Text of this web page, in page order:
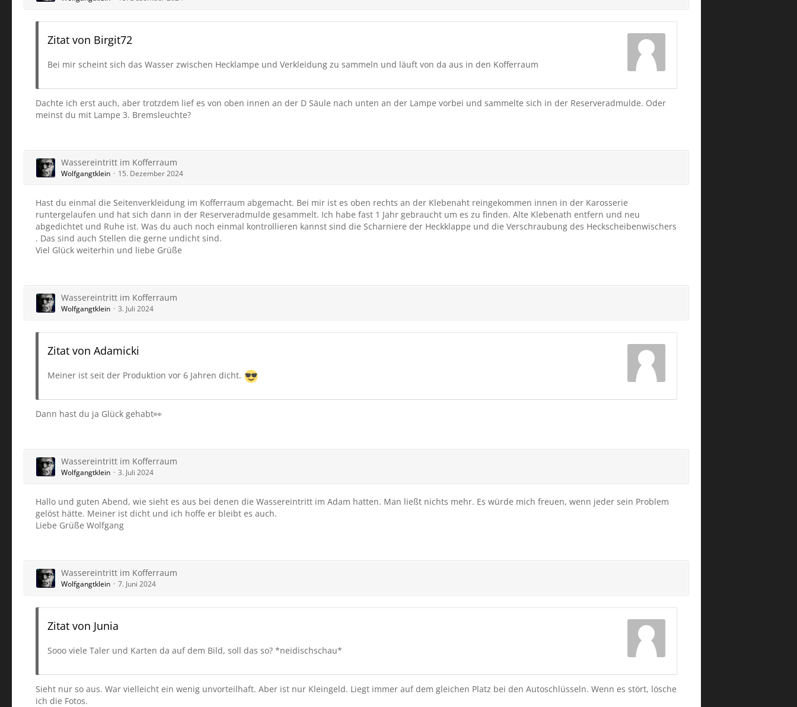
Zitat von Birgit72
Bei mir scheint sich das Wasser zwischen Hecklampe und Verkleidung zu sammeln und läuft von da aus in den Kofferraum
Dachte ich erst auch, aber trotzdem lief es von oben innen an der D Säule nach unten an der Lampe vorbei und sammelte sich in der Reserveradmulde. Oder
meinst du mit Lampe 3. Bremsleuchte?
Wassereintritt im Kofferraum
Wolfgangtklein 15. Dezember 2024
Hast du einmal die Seitenverkleidung im Kofferraum abgemacht. Bei mir ist es oben rechts an der Klebenaht reingekommen innen in der Karosserie
runtergelaufen und hat sich dann in der Reserveradmulde gesammelt. Ich habe fast 1 Jahr gebraucht um es zu finden. Alte Klebenath entfern und neu
abgedichtet und Ruhe ist. Was du auch noch einmal kontrollieren kannst sind die Scharniere der Heckklappe und die Verschraubung des Heckscheibenwischers
. Das sind auch Stellen die gerne undicht sind.
Viel Glück weiterhin und liebe Grüße
Wassereintritt im Kofferraum
Wolfgangtklein 3. Juli 2024
Zitat von Adamicki
Meiner ist seit der Produktion vor 6 Jahren dicht.
Dann hast du ja Glück gehabt👀
Wassereintritt im Kofferraum
Wolfgangtklein 3. Juli 2024
Hallo und guten Abend, wie sieht es aus bei denen die Wassereintritt im Adam hatten. Man ließt nichts mehr. Es würde mich freuen, wenn jeder sein Problem
gelöst hätte. Meiner ist dicht und ich hoffe er bleibt es auch.
Liebe Grüße Wolfgang
Wassereintritt im Kofferraum
Wolfgangtklein 7. Juni 2024
Zitat von Junia
Sooo viele Taler und Karten da auf dem Bild, soll das so? *neidischschau*
Sieht nur so aus. War vielleicht ein wenig unvorteilhaft. Aber ist nur Kleingeld. Liegt immer auf dem gleichen Platz bei den Autoschlüsseln. Wenn es stört, lösche
ich die Fotos.